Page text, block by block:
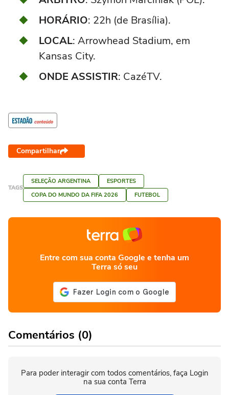
HORÁRIO: 22h (de Brasília).
LOCAL: Arrowhead Stadium, em
Kansas City.
ONDE ASSISTIR: CazéTV.
Compartilhar
TAGS
SELEÇÃO ARGENTINA
ESPORTES
COPA DO MUNDO DA FIFA 2026
FUTEBOL
Entre com sua conta Google e tenha um
Terra só seu
Comentários (0)
Para poder interagir com todos comentários, faça Login
na sua conta Terra